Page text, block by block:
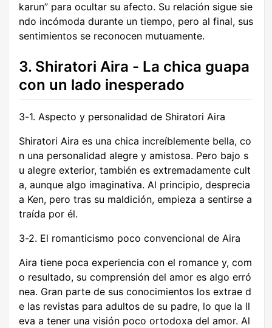
karun” para ocultar su afecto. Su relación sigue sie
ndo incómoda durante un tiempo, pero al final, sus
sentimientos se reconocen mutuamente.
3. Shiratori Aira - La chica guapa
con un lado inesperado
3-1. Aspecto y personalidad de Shiratori Aira
Shiratori Aira es una chica increíblemente bella, co
n una personalidad alegre y amistosa. Pero bajo s
u alegre exterior, también es extremadamente cult
a, aunque algo imaginativa. Al principio, desprecia
a Ken, pero tras su maldición, empieza a sentirse a
traída por él.
3-2. El romanticismo poco convencional de Aira
Aira tiene poca experiencia con el romance y, com
o resultado, su comprensión del amor es algo erró
nea. Gran parte de sus conocimientos los extrae d
e las revistas para adultos de su padre, lo que la ll
eva a tener una visión poco ortodoxa del amor. Al